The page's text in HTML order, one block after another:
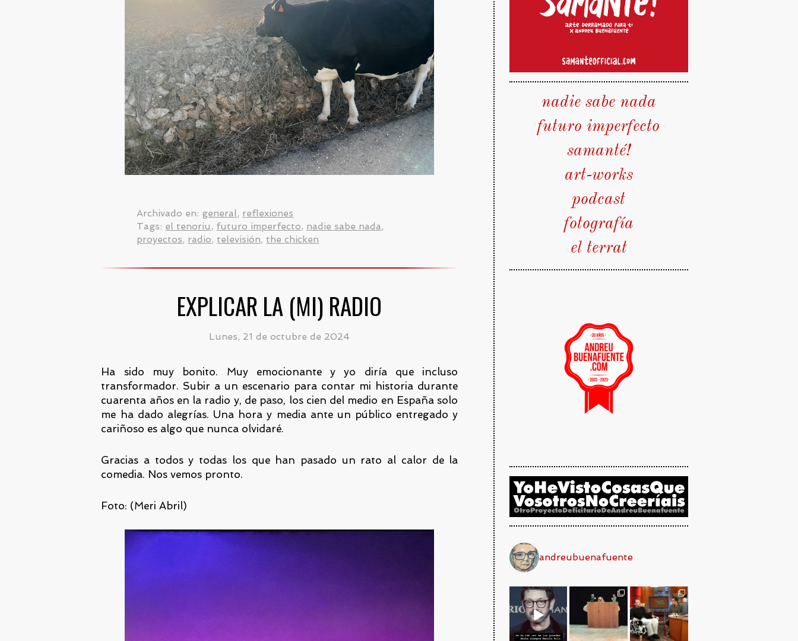
Archivado en: general, reflexiones
Tags: el tenoriu , futuro imperfecto, nadie sabe nada,
proyectos, radio, televisión, the chicken
EXPLICAR LA (MI) RADIO
Lunes, 21 de octubre de 2024
Ha sido muy bonito. Muy emocionante y yo diría que incluso
transformador. Subir a un escenario para contar mi historia durante
cuarenta años en la radio y, de paso, los cien del medio en España solo
me ha dado alegrías. Una hora y media ante un público entregado y
cariñoso es algo que nunca olvidaré.
Gracias a todos y todas los que han pasado un rato al calor de la
comedia. Nos vemos pronto.
Foto: (Meri Abril)
nadie sabe nada
futuro imperfecto
samanté!
art-works
podcast
fotografía
el terrat
andreubuenafuente